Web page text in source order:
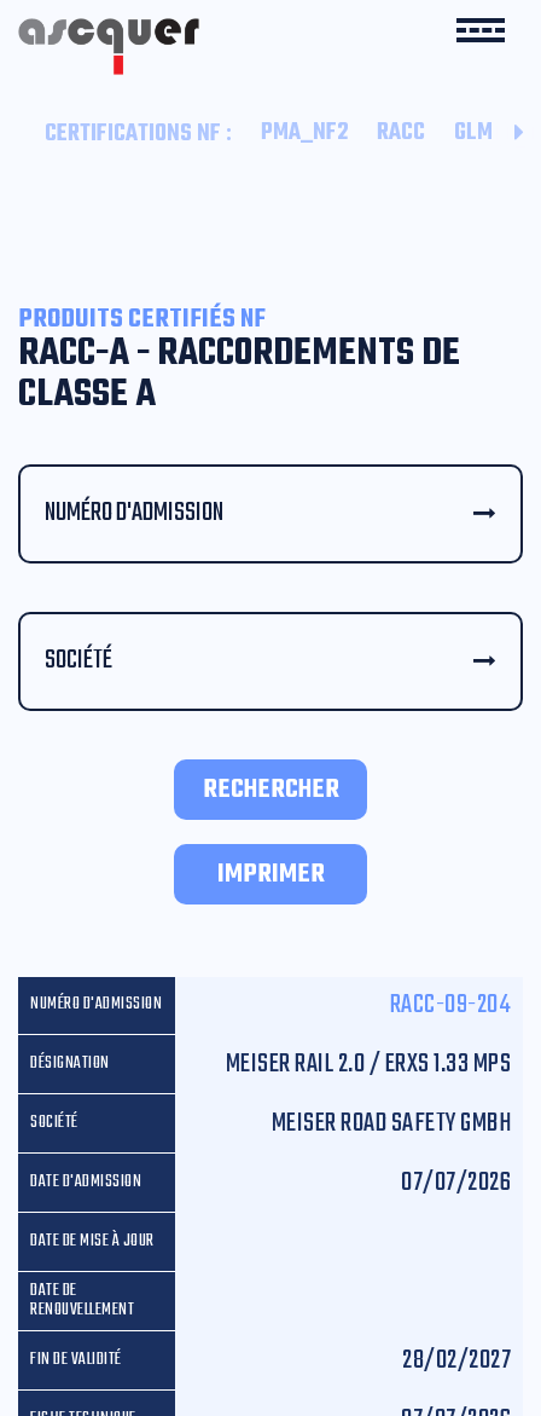
CERTIFICATIONS NF : PMA_NF2 RACC GLM
PRODUITS CERTIFIÉS NF
RACC-A - RACCORDEMENTS DE
CLASSE A
NUMÉRO D'ADMISSION
SOCIÉTÉ
RECHERCHER
IMPRIMER
RACC-09-204
MEISER RAIL 2.0 / ERXS 1.33 MPS
MEISER ROAD SAFETY GMBH
07/07/2026
28/02/2027